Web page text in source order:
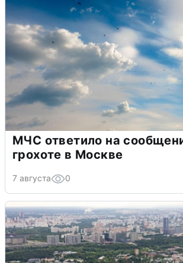
МЧС ответило на
грохоте в Москве
7 августа 0